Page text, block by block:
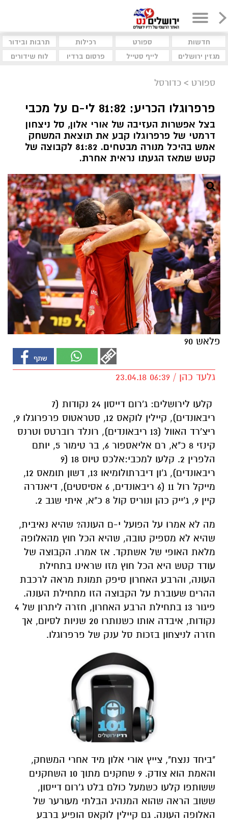
חדשות ספורט רכילות
תרבות ובידור
מגזין ירושלים
לייף סטייל פרסום ברדיו לוח שידורים
ספורט > כדורסל
פרפרוגלו הכריע: 81:82 לי-ם על מכבי
בצל אפשרות העזיבה של אורי אלון, סל ניצחון
דרמטי של פרפרוגלו קבע את תוצאת המשחק
אמש בהיכל מנורה מבטחים. 81:82 לקבוצה של
קטש שמאז הגעתו נראית אחרת.
פלאש 90
גלעד כהן / 06:39 23.04.18
קלעו לירושלים: ג'רום דייסון 24 נקודות (7
ריבאונדים), קיילין לוקאס 12, סטראטוס פרפרוגלו 9,
ריצ'רד האוול (13 ריבאונדים), רונלד רוברטס וטרנס
קינזי 8 כ"א, רם אליאספור 6, בר טימור 5, יותם
הלפרין 2. קלעו למכבי:אלכס טיוס 18 (9
ריבאונדים), ג'ון דיברתולומיאו 13, דשון תומאס 12,
מייקל רול 11 (6 ריבאונדים, 6 אסיסטים), דיאנדרה
קיין 9, ג'ייק כהן ונוריס קול 8 כ"א, איתי שגב 2.
מה לא אמרו על הפועל י-ם העונה? שהיא נאיבית,
שהיא לא מספיק טובה, שהיא הכל חוץ מהאלופה
מלאת האופי של אשתקד. אז אמרו. הקבוצה של
עודד קטש היא הכל חוץ מזו שראינו בתחילת
העונה, והרבע האחרון סיפק תמונת מראה לרכבת
ההרים שעוברת על הקבוצה הזו מתחילת העונה.
פיגור 13 בתחילת הרבע האחרון, חזרה ליתרון של 4
נקודות, איבדה אותו כשנותרו 20 שניות לסיום, אך
חזרה לניצחון בזכות סל ענק של פרפרוגלו.
"ביחד ננצח", צייץ אורי אלון מיד אחרי המשחק,
והאמת הוא צודק. 9 שחקנים מתוך 10 השחקנים
ששותפו קלעו כשמעל כולם בלט ג'רום דייסון,
ששוב הראה שהוא המנהיג הבלתי מעורער של
האלופה העונה. גם קיילין לוקאס הופיע ברבע